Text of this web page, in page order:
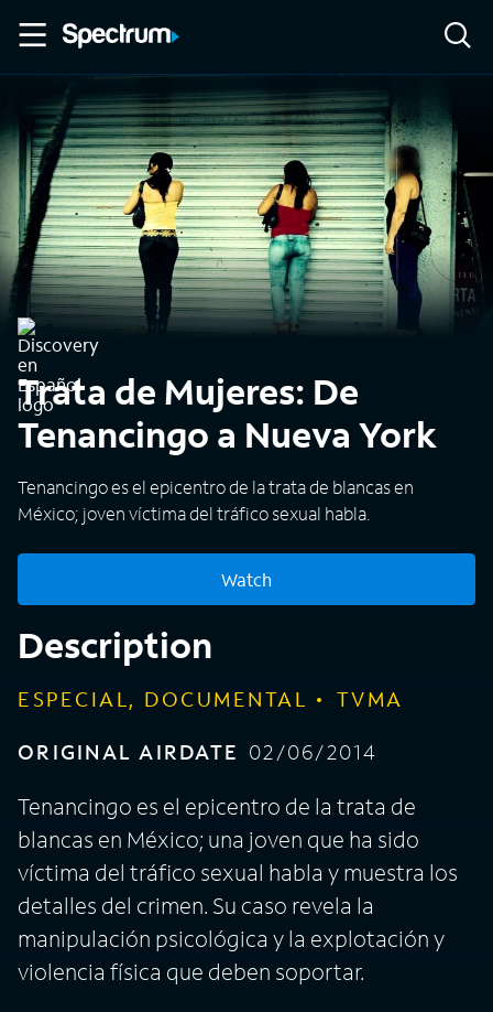
Trata de Mujeres: De
Tenancingo a Nueva York
Tenancingo es el epicentro de la trata de blancas en
México; joven víctima del tráfico sexual habla.
Watch
Description
ESPECIAL, DOCUMENTAL
TVMA
ORIGINAL AIRDATE 02/06/2014
Tenancingo es el epicentro de la trata de
blancas en México; una joven que ha sido
víctima del tráfico sexual habla y muestra los
detalles del crimen. Su caso revela la
manipulación psicológica y la explotación y
violencia física que deben soportar.